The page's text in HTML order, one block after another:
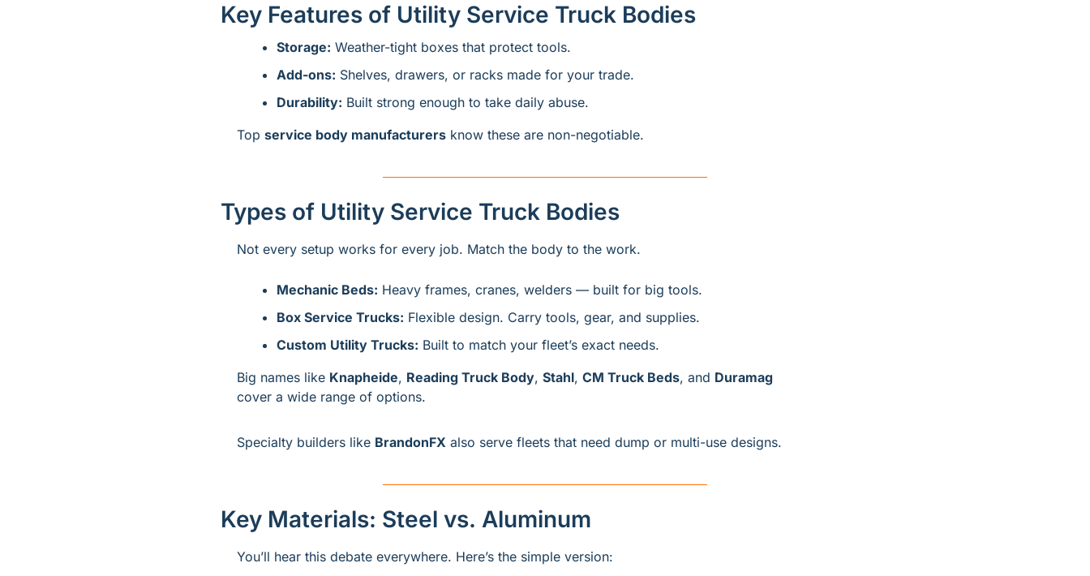
Key Features of Utility Service Truck Bodies
Storage: Weather-tight boxes that protect tools.
Add-ons: Shelves, drawers, or racks made for your trade.
Durability: Built strong enough to take daily abuse.
Top service body manufacturers know these are non-negotiable.
Types of Utility Service Truck Bodies
Not every setup works for every job. Match the body to the work.
Mechanic Beds: Heavy frames, cranes, welders — built for big tools.
Box Service Trucks: Flexible design. Carry tools, gear, and supplies.
Custom Utility Trucks: Built to match your fleet’s exact needs.
Big names like Knapheide, Reading Truck Body, Stahl, CM Truck Beds, and
cover a wide range of options.
Specialty builders like BrandonFX also serve fleets that need dump or multi-use designs.
Key Materials: Steel vs. Aluminum
You’ll hear this debate everywhere. Here’s the simple version: